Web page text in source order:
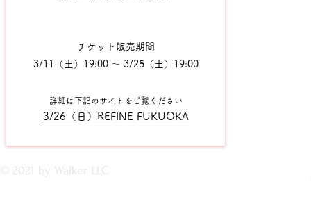
チケット販売期間
3/11
（土）19:00 〜 3/25（土）19:00
詳細は下記のサイトをご覧ください
3/26 （日）REFINE FUKUOKA
© 2021 by Walker LLC